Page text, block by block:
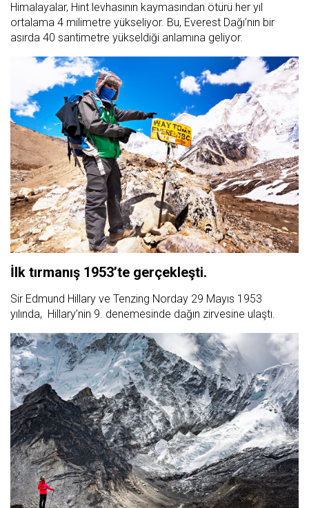
Himalayalar, Hint levhasının kaymasından ötürü her yıl
ortalama 4 milimetre yükseliyor. Bu, Everest Dağı’nın bir
asırda 40 santimetre yükseldiği anlamına geliyor.
İlk tırmanış 1953’te gerçekleşti.
Sir Edmund Hillary ve Tenzing Norday 29 Mayıs 1953
yılında, Hillary’nin 9. denemesinde dağın zirvesine ulaştı.